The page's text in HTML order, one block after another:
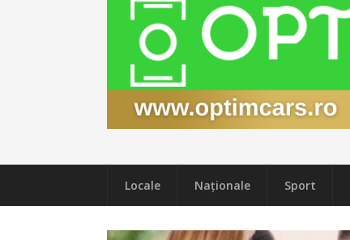
Locale Naţionale Sport